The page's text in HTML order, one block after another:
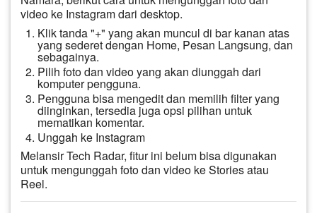
video ke Instagram dari desktop.
Klik tanda "+" yang akan muncul di bar kanan atas
yang sederet dengan Home, Pesan Langsung, dan
sebagainya.
Pilih foto dan video yang akan diunggah dari
komputer pengguna.
Pengguna bisa mengedit dan memilih filter yang
diinginkan, tersedia juga opsi pilihan untuk
mematikan komentar.
Unggah ke Instagram
Melansir Tech Radar, fitur ini belum bisa digunakan
untuk mengunggah foto dan video ke Stories atau
Reel.